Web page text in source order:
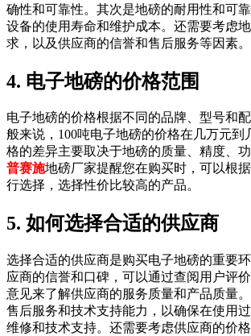
确性和可靠性。其次是地磅的耐用性和可
设备的使用寿命和维护成本。还需要考虑
求，以及供应商的信誉和售后服务等因素。
4. 电子地磅的价格范围
电子地磅的价格根据不同的品牌、型号和
般来说，100吨电子地磅的价格在几万元到
格的差异主要取决于地磅的质量、精度、功
普赛施地磅厂家提醒您在购买时，可以根
行选择，选择性价比较高的产品。
5. 如何选择合适的供应商
选择合适的供应商是购买电子地磅的重要
应商的信誉和口碑，可以通过查阅用户评
意见来了解供应商的服务质量和产品质量
售后服务和技术支持能力，以确保在使用
维修和技术支持。还需要考虑供应商的价